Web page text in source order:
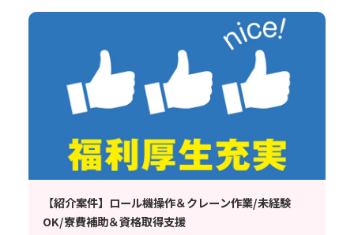
【紹介案件】ロール機操作＆クレーン作業/未経験
OK/寮費補助＆資格取得支援